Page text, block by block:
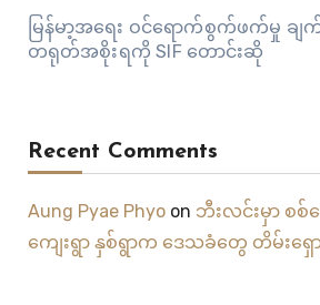
မြန်မာ့အရေး ဝင်ရောက်စွက်ဖက်မှု ချ
တရုတ်အစိုးရကို SIF တောင်းဆို
Recent Comments
Aung Pyae Phyoon ဘီးလင်းမှာ စစ်
ကျေးရွာ နှစ်ရွာက ဒေသခံတွေ တိမ်းရှေ